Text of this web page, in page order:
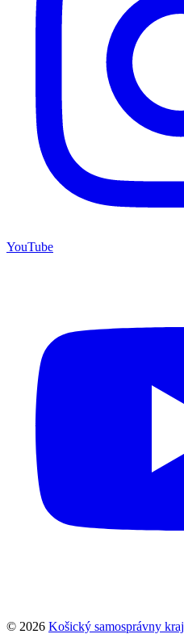
YouTube
© 2026 Košický samosprávny kraj